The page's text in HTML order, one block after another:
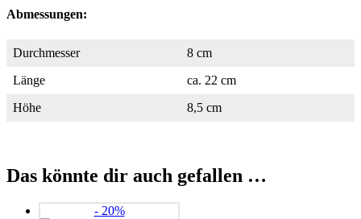
Abmessungen:
Durchmesser
8 cm
Länge
ca. 22 cm
Höhe
8,5 cm
Das könnte dir auch gefallen …
- 20%